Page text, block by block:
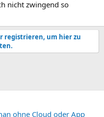
nicht zwingend so
registrieren, um hier zu
ohne Cloud oder App